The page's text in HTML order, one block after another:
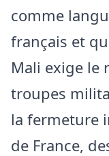
comme
français et
Mali exige le
troupes
la fermeture
de France,